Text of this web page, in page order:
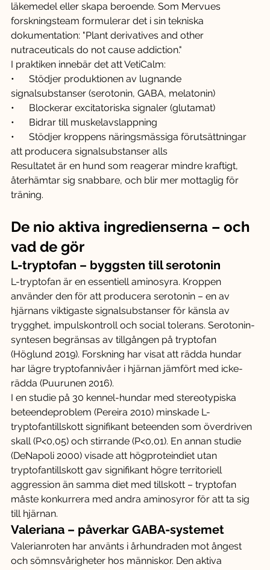
läkemedel eller skapa beroende. Som Mervues
forskningsteam formulerar det i sin tekniska
dokumentation: "Plant derivatives and other
nutraceuticals do not cause addiction."
I praktiken innebär det att VetiCalm:
•      Stödjer produktionen av lugnande
signalsubstanser (serotonin, GABA, melatonin)
•      Blockerar excitatoriska signaler (glutamat)
•      Bidrar till muskelavslappning
•      Stödjer kroppens näringsmässiga förutsättningar
att producera signalsubstanser alls
Resultatet är en hund som reagerar mindre kraftigt,
återhämtar sig snabbare, och blir mer mottaglig för
träning.
De nio aktiva ingredienserna – och
vad de gör
L-tryptofan – byggsten till serotonin
L-tryptofan är en essentiell aminosyra. Kroppen
använder den för att producera serotonin – en av
hjärnans viktigaste signalsubstanser för känsla av
trygghet, impulskontroll och social tolerans. Serotonin-
syntesen begränsas av tillgången på tryptofan
(Höglund 2019). Forskning har visat att rädda hundar
har lägre tryptofannivåer i hjärnan jämfört med icke-
rädda (Puurunen 2016).
I en studie på 30 kennel-hundar med stereotypiska
beteendeproblem (Pereira 2010) minskade L-
tryptofantillskott signifikant beteenden som överdriven
skall (P<0,05) och stirrande (P<0,01). En annan studie
(DeNapoli 2000) visade att högproteindiet utan
tryptofantillskott gav signifikant högre territoriell
aggression än samma diet med tillskott – tryptofan
måste konkurrera med andra aminosyror för att ta sig
till hjärnan.
Valeriana – påverkar GABA-systemet
Valerianroten har använts i århundraden mot ångest
och sömnsvårigheter hos människor. Den aktiva